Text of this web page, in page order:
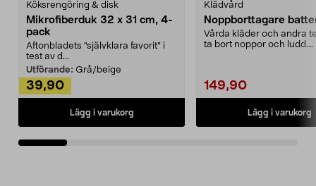
Köksrengöring & disk
Mikrofiberduk 32 x 31 cm, 4-
pack
Aftonbladets "självklara favorit” i
test av d...
Utförande: Grå/beige
39,90
Lägg i varukorg
Klädvård
Noppborttagare
Vårda kläder och andra
ta bort noppor och ludd.
149,90
Lägg i varukorg